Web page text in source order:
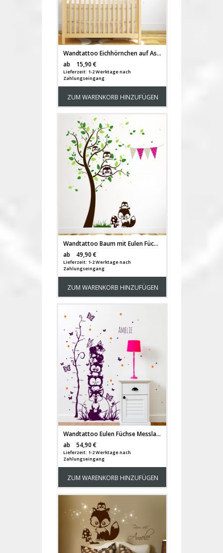
Wandtattoo Eichhörnchen auf Ast mit Vögelchen Schmetterlingen und Wunschnamen M1406
ab
15,90 €
Lieferzeit: 1-2 Werktage nach
Zahlungseingang
ZUM WARENKORB HINZUFÜGEN
Wandtattoo Baum mit Eulen Füchsen und Wimpel fünffarbig M1199
ab
49,90 €
Lieferzeit: 1-2 Werktage nach
Zahlungseingang
ZUM WARENKORB HINZUFÜGEN
Wandtattoo Eulen Füchse Messlatte Baum Kinder M1732
ab
54,90 €
Lieferzeit: 1-2 Werktage nach
Zahlungseingang
ZUM WARENKORB HINZUFÜGEN